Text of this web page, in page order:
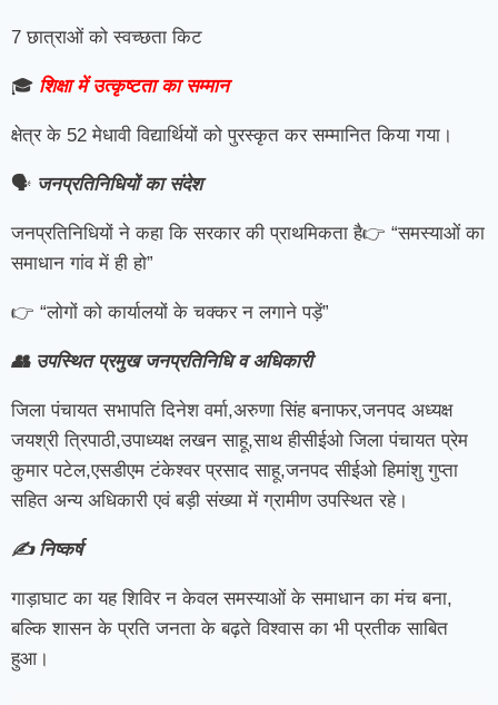
7 छात्राओं को स्वच्छता किट
🎓 शिक्षा में उत्कृष्टता का सम्मान
क्षेत्र के 52 मेधावी विद्यार्थियों को पुरस्कृत कर सम्मानित किया गया।
🗣️ जनप्रतिनिधियों का संदेश
जनप्रतिनिधियों ने कहा कि सरकार की प्राथमिकता है👉 “समस्याओं का
समाधान गांव में ही हो”
👉 “लोगों को कार्यालयों के चक्कर न लगाने पड़ें”
👥 उपस्थित प्रमुख जनप्रतिनिधि व अधिकारी
जिला पंचायत सभापति दिनेश वर्मा,अरुणा सिंह बनाफर,जनपद अध्यक्ष
जयश्री त्रिपाठी,उपाध्यक्ष लखन साहू,साथ हीसीईओ जिला पंचायत प्रेम
कुमार पटेल,एसडीएम टंकेश्वर प्रसाद साहू,जनपद सीईओ हिमांशु गुप्ता
सहित अन्य अधिकारी एवं बड़ी संख्या में ग्रामीण उपस्थित रहे।
✍️ निष्कर्ष
गाड़ाघाट का यह शिविर न केवल समस्याओं के समाधान का मंच बना,
बल्कि शासन के प्रति जनता के बढ़ते विश्वास का भी प्रतीक साबित
हुआ।